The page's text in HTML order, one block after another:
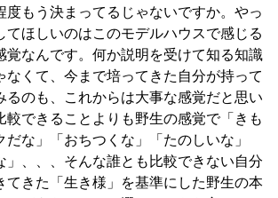
度もう決まってるじゃないですか。やっ
てほしいのはこのモデルハウスで感じる
覚なんです。何か説明を受けて知る知識
なくて、今まで培ってきた自分が持って
るのも、これからは大事な感覚だと思い
較できることよりも野生の感覚で「きも
だな」「おちつくな」「たのしいな」
」、、、そんな誰とも比較できない自分
てきた「生き様」を基準にした野生の本